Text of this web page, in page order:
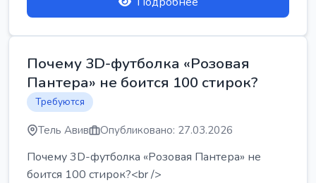
Почему 3D-футболка «Розовая
Пантера» не боится 100 стирок?
Требуются
Тель Авив Опубликовано: 27.03.2026
Почему 3D-футболка «Розовая Пантера» не
боится 100 стирок?<br />